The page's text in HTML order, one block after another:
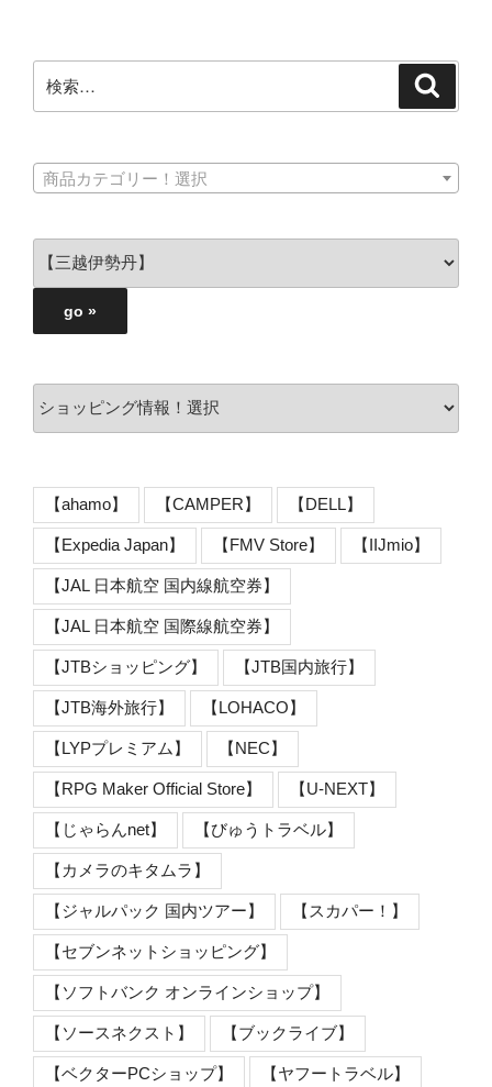
索:
商品カテゴリー！選択
【ahamo】 【CAMPER】 【DELL】
【Expedia Japan】 【FMV Store】 【IIJmio】
【JAL 日本航空 国内線航空券】
【JAL 日本航空 国際線航空券】
【JTBショッピング】 【JTB国内旅行】
【JTB海外旅行】 【LOHACO】
【LYPプレミアム】 【NEC】
【RPG Maker Official Store】 【U-NEXT】
【じゃらんnet】 【びゅうトラベル】
【カメラのキタムラ】
【ジャルパック 国内ツアー】 【スカパー！】
【セブンネットショッピング】
【ソフトバンク オンラインショップ】
【ソースネクスト】 【ブックライブ】
【ベクターPCショップ】 【ヤフートラベル】